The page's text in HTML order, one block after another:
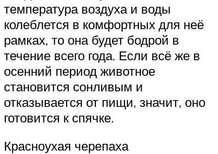
температура воздуха и воды
колеблется в комфортных для неё
рамках, то она будет бодрой в
течение всего года. Если всё же в
осенний период животное
становится сонливым и
отказывается от пищи, значит, оно
готовится к спячке.
Красноухая черепаха